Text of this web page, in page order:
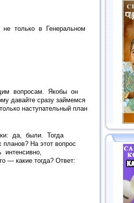
не только в Генеральном
вопросам. Якобы он
давайте сразу займемся
наступательный план
да, были. Тогда
На этот вопрос
какие тогда? Ответ: